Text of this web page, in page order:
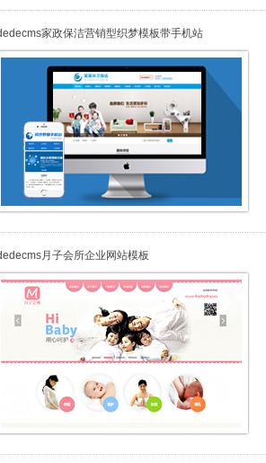
家政保洁营销型织梦模板带手机站
月子会所企业网站模板